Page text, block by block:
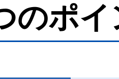
のポイ